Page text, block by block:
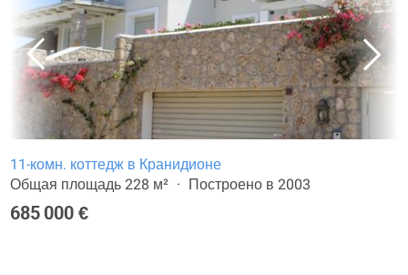
11-комн. коттедж в Кранидионе
Общая площадь 228 м²
Построено в 2003
685 000 €